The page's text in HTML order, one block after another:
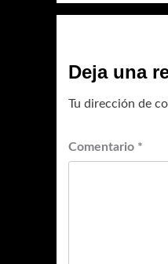
Deja una
Tu dirección de
Comentario *